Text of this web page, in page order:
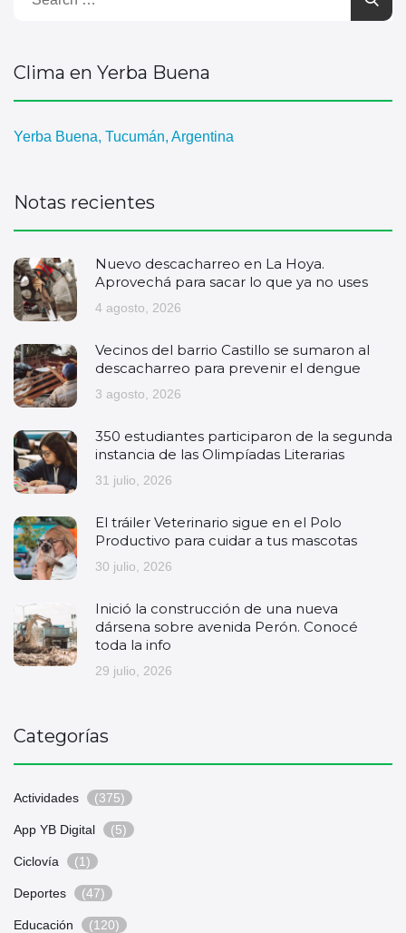
Clima en Yerba Buena
Yerba Buena, Tucumán, Argentina
Notas recientes
Nuevo descacharreo en La Hoya.
Aprovechá para sacar lo que ya no uses
4 agosto, 2026
Vecinos del barrio Castillo se sumaron al
descacharreo para prevenir el dengue
3 agosto, 2026
350 estudiantes participaron de la segunda
instancia de las Olimpíadas Literarias
31 julio, 2026
El tráiler Veterinario sigue en el Polo
Productivo para cuidar a tus mascotas
30 julio, 2026
Inició la construcción de una nueva
dársena sobre avenida Perón. Conocé
toda la info
29 julio, 2026
Categorías
Actividades (375)
App YB Digital (5)
Ciclovía (1)
Deportes (47)
Educación (120)